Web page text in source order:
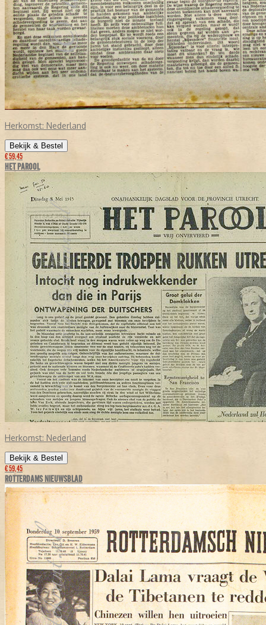
Herkomst: Nederland
Bekijk & Bestel
€ 59,45
HET PAROOL
Herkomst: Nederland
Bekijk & Bestel
€ 59,45
ROTTERDAMS NIEUWSBLAD